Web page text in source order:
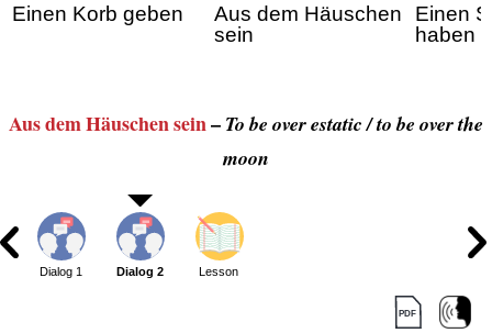
Einen Korb geben
Aus dem Häuschen
sein
Einen
haben
Aus dem Häuschen sein– To be over estatic / to be over the
moon
Dialog 1 Dialog 2 Lesson